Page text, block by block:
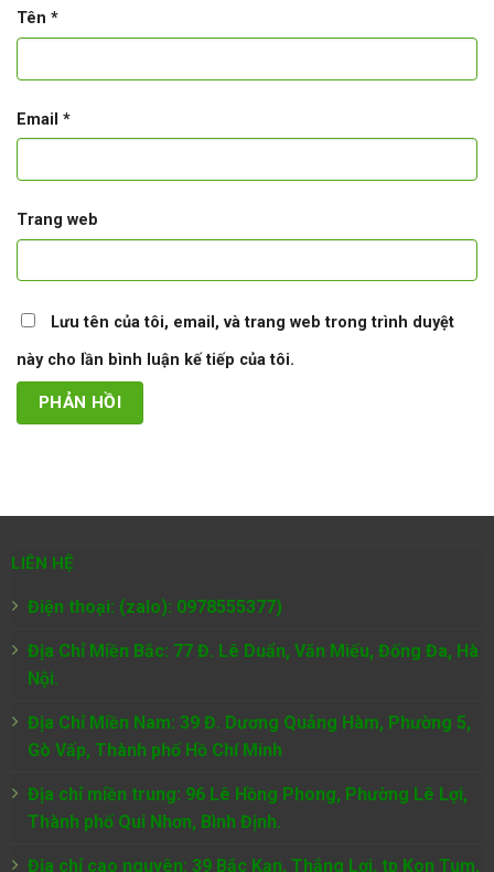
Tên *
Email *
Trang web
Lưu tên của tôi, email, và trang web trong trình duyệt
này cho lần bình luận kế tiếp của tôi.
LIÊN HỆ
Điện thoại: (zalo): 0978555377)
Địa Chỉ Miền Bắc: 77 Đ. Lê Duẩn, Văn Miếu, Đống Đa, Hà
Nội.
Địa Chỉ Miền Nam: 39 Đ. Dương Quảng Hàm, Phường 5,
Gò Vấp, Thành phố Hồ Chí Minh
Địa chỉ miền trung: 96 Lê Hồng Phong, Phường Lê Lợi,
Thành phố Qui Nhơn, Bình Định.
Địa chỉ cao nguyên: 39 Bắc Kạn, Thắng Lợi, tp Kon Tum,